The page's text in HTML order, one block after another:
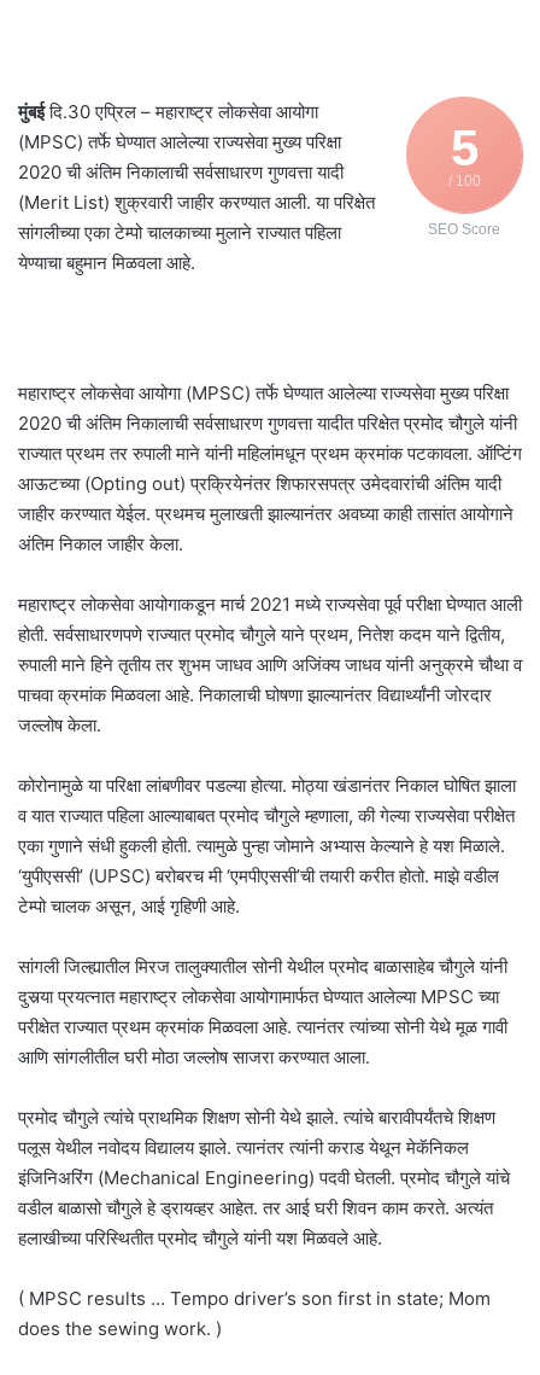
5
/ 100
SEO Score
मुंबईदि.30 एप्रिल – महाराष्ट्र लोकसेवा आयोगा
(MPSC) तर्फे घेण्यात आलेल्या राज्यसेवा मुख्य परिक्षा
2020 ची अंतिम निकालाची सर्वसाधारण गुणवत्ता यादी
(Merit List) शुक्रवारी जाहीर करण्यात आली. या परिक्षेत
सांगलीच्या एका टेम्पो चालकाच्या मुलाने राज्यात पहिला
येण्याचा बहुमान मिळवला आहे.
महाराष्ट्र लोकसेवा आयोगा (MPSC) तर्फे घेण्यात आलेल्या राज्यसेवा मुख्य परिक्षा
2020 ची अंतिम निकालाची सर्वसाधारण गुणवत्ता यादीत परिक्षेत प्रमोद चौगुले यांनी
राज्यात प्रथम तर रुपाली माने यांनी महिलांमधून प्रथम क्रमांक पटकावला. ऑप्टिंग
आऊटच्या (Opting out) प्रक्रियेनंतर शिफारसपत्र उमेदवारांची अंतिम यादी
जाहीर करण्यात येईल. प्रथमच मुलाखती झाल्यानंतर अवघ्या काही तासांत आयोगाने
अंतिम निकाल जाहीर केला.
महाराष्ट्र लोकसेवा आयोगाकडून मार्च 2021 मध्ये राज्यसेवा पूर्व परीक्षा घेण्यात आली
होती. सर्वसाधारणपणे राज्यात प्रमोद चौगुले याने प्रथम, नितेश कदम याने द्वितीय,
रुपाली माने हिने तृतीय तर शुभम जाधव आणि अजिंक्य जाधव यांनी अनुक्रमे चौथा व
पाचवा क्रमांक मिळवला आहे. निकालाची घोषणा झाल्यानंतर विद्यार्थ्यांनी जोरदार
जल्लोष केला.
कोरोनामुळे या परिक्षा लांबणीवर पडल्या होत्या. मोठ्या खंडानंतर निकाल घोषित झाला
व यात राज्यात पहिला आल्याबाबत प्रमोद चौगुले म्हणाला, की गेल्या राज्यसेवा परीक्षेत
एका गुणाने संधी हुकली होती. त्यामुळे पुन्हा जोमाने अभ्यास केल्याने हे यश मिळाले.
‘युपीएससी’ (UPSC) बरोबरच मी ‘एमपीएससी’ची तयारी करीत होतो. माझे वडील
टेम्पो चालक असून, आई गृहिणी आहे.
सांगली जिल्ह्यातील मिरज तालुक्यातील सोनी येथील प्रमोद बाळासाहेब चौगुले यांनी
दुसर्‍या प्रयत्नात महाराष्ट्र लोकसेवा आयोगामार्फत घेण्यात आलेल्या MPSC च्या
परीक्षेत राज्यात प्रथम क्रमांक मिळवला आहे. त्यानंतर त्यांच्या सोनी येथे मूळ गावी
आणि सांगलीतील घरी मोठा जल्लोष साजरा करण्यात आला.
प्रमोद चौगुले त्यांचे प्राथमिक शिक्षण सोनी येथे झाले. त्यांचे बारावीपर्यंतचे शिक्षण
पलूस येथील नवोदय विद्यालय झाले. त्यानंतर त्यांनी कराड येथून मेकॅनिकल
इंजिनिअरिंग (Mechanical Engineering) पदवी घेतली. प्रमोद चौगुले यांचे
वडील बाळासो चौगुले हे ड्रायव्हर आहेत. तर आई घरी शिवन काम करते. अत्यंत
हलाखीच्या परिस्थितीत प्रमोद चौगुले यांनी यश मिळवले आहे.
( MPSC results … Tempo driver’s son first in state; Mom
does the sewing work. )